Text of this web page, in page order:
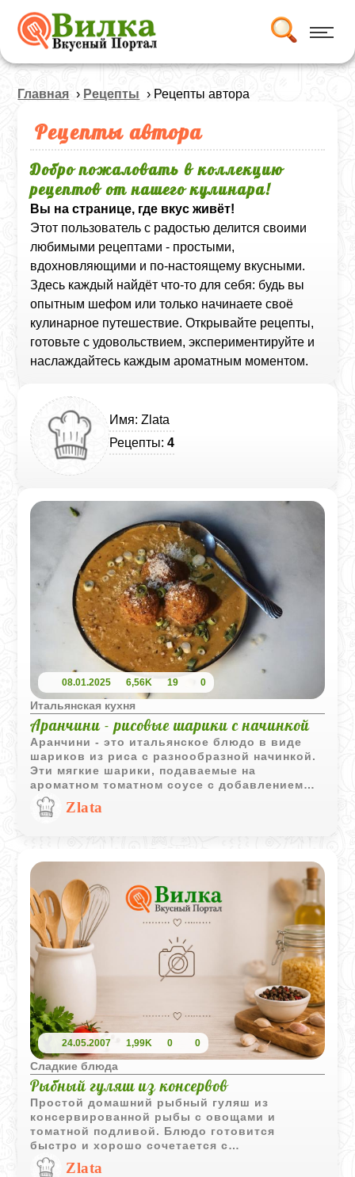
Главная › Рецепты › Рецепты автора
Рецепты автора
Добро пожаловать в коллекцию
рецептов от нашего кулинара!
Вы на странице, где вкус живёт!
Этот пользователь с радостью делится своими
любимыми рецептами - простыми,
вдохновляющими и по-настоящему вкусными.
Здесь каждый найдёт что-то для себя: будь вы
опытным шефом или только начинаете своё
кулинарное путешествие. Открывайте рецепты,
готовьте с удовольствием, экспериментируйте и
наслаждайтесь каждым ароматным моментом.
Имя: Zlata
Рецепты:4
08.01.2025 6,56K 19 0
Итальянская кухня
Аранчини - рисовые шарики с начинкой
Аранчини - это итальянское блюдо в виде
шариков из риса с разнообразной начинкой.
Эти мягкие шарики, подаваемые на
ароматном томатном соусе с добавлением
специй, являются настоящим кулинарным
искусством.
Zlata
24.05.2007 1,99K 0 0
Сладкие блюда
Рыбный гуляш из консервов
Простой домашний рыбный гуляш из
консервированной рыбы с овощами и
томатной подливой. Блюдо готовится
быстро и хорошо сочетается с
картофельным пюре, рисом или гречкой.
Zlata